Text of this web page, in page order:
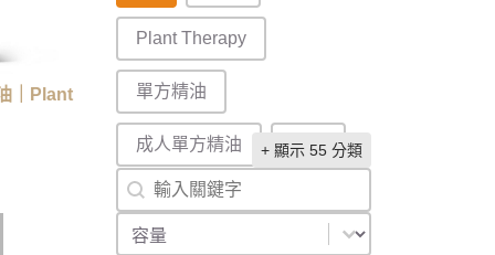
｜Plant
Plant Therapy
單方精油
成人單方精油 花精
+ 顯示 55 分類
搜尋
Search content
容量
Select content